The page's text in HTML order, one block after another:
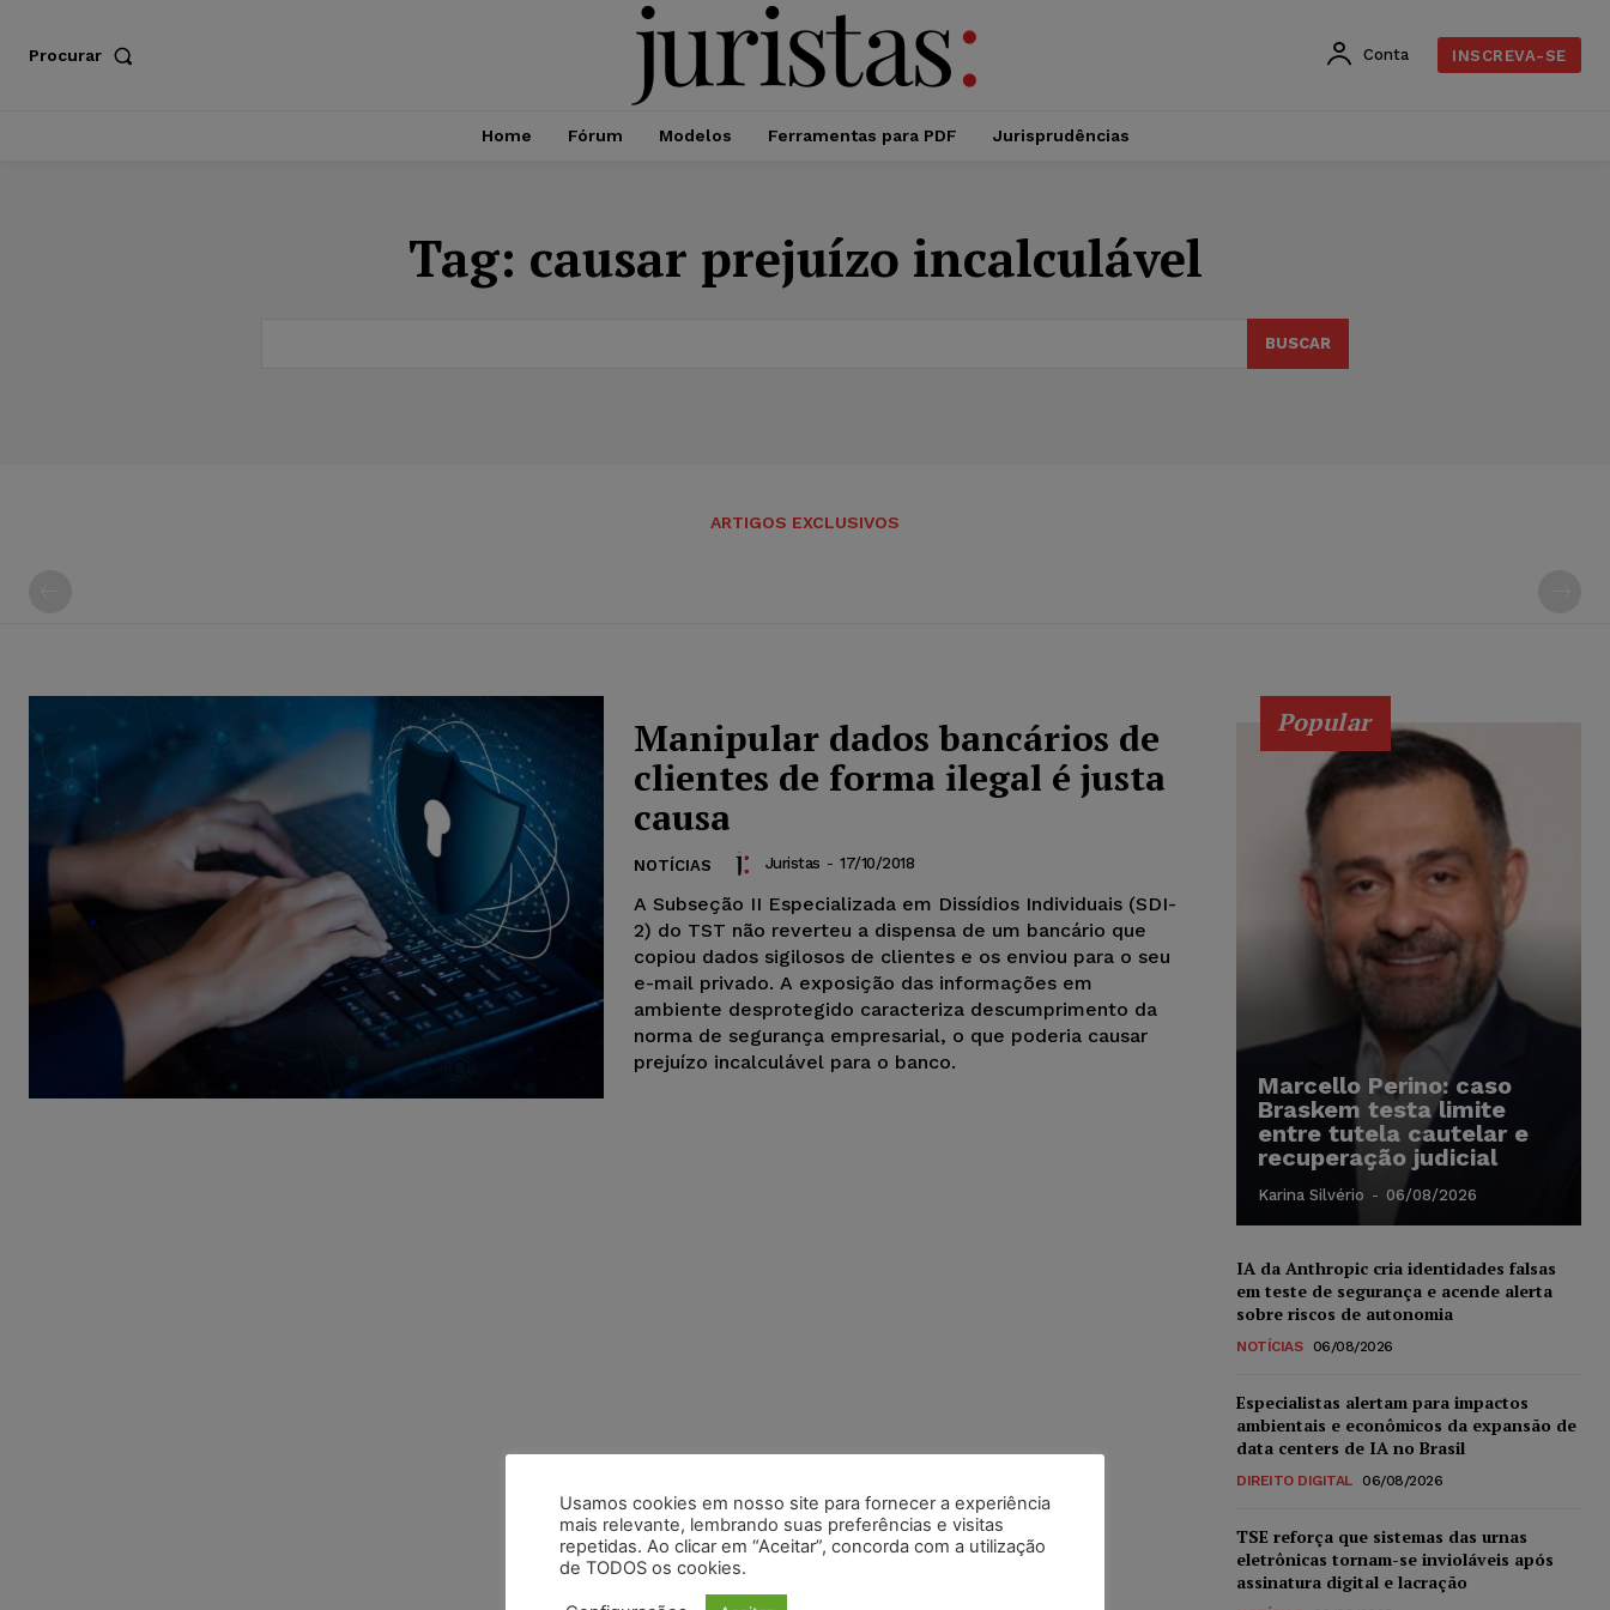
Procurar Conta INSCREVA-SE
Home Fórum Modelos Ferramentas para PDF Jurisprudências
Tag: causar prejuízo incalculável
BUSCAR
ARTIGOS EXCLUSIVOS
Manipular dados bancários de
clientes de forma ilegal é justa
causa
NOTÍCIAS Juristas - 17/10/2018
A Subseção II Especializada em Dissídios Individuais (SDI-
2) do TST não reverteu a dispensa de um bancário que
copiou dados sigilosos de clientes e os enviou para o seu
e-mail privado. A exposição das informações em
ambiente desprotegido caracteriza descumprimento da
norma de segurança empresarial, o que poderia causar
prejuízo incalculável para o banco.
Popular
Marcello Perino: caso
Braskem testa limite
entre tutela cautelar e
recuperação judicial
Karina Silvério - 06/08/2026
IA da Anthropic cria identidades falsas
em teste de segurança e acende alerta
sobre riscos de autonomia
NOTÍCIAS 06/08/2026
Especialistas alertam para impactos
ambientais e econômicos da expansão de
data centers de IA no Brasil
DIREITO DIGITAL 06/08/2026
TSE reforça que sistemas das urnas
eletrônicas tornam-se invioláveis após
assinatura digital e lacração
Usamos cookies em nosso site para fornecer a experiência
mais relevante, lembrando suas preferências e visitas
repetidas. Ao clicar em “Aceitar”, concorda com a utilização
de TODOS os cookies.